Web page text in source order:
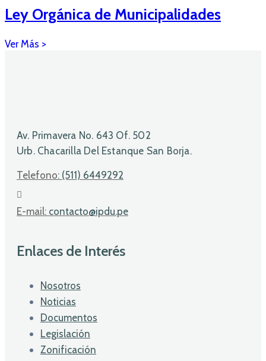
Ley Orgánica de Municipalidades
Av. Primavera No. 643 Of. 502
Urb. Chacarilla Del Estanque San Borja.
Telefono: (511) 6449292
E-mail: contacto@ipdu.pe
Enlaces de Interés
Nosotros
Noticias
Documentos
Legislación
Zonificación